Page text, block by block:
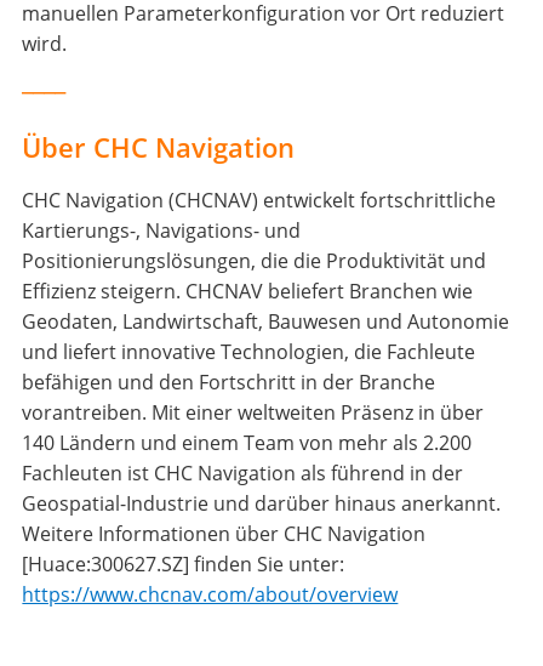
manuellen Parameterkonfiguration vor Ort reduziert
wird.
Über CHC Navigation
CHC Navigation (CHCNAV) entwickelt fortschrittliche
Kartierungs-, Navigations- und
Positionierungslösungen, die die Produktivität und
Effizienz steigern. CHCNAV beliefert Branchen wie
Geodaten, Landwirtschaft, Bauwesen und Autonomie
und liefert innovative Technologien, die Fachleute
befähigen und den Fortschritt in der Branche
vorantreiben. Mit einer weltweiten Präsenz in über
140 Ländern und einem Team von mehr als 2.200
Fachleuten ist CHC Navigation als führend in der
Geospatial-Industrie und darüber hinaus anerkannt.
Weitere Informationen über CHC Navigation
[Huace:300627.SZ] finden Sie unter:
https://www.chcnav.com/about/overview